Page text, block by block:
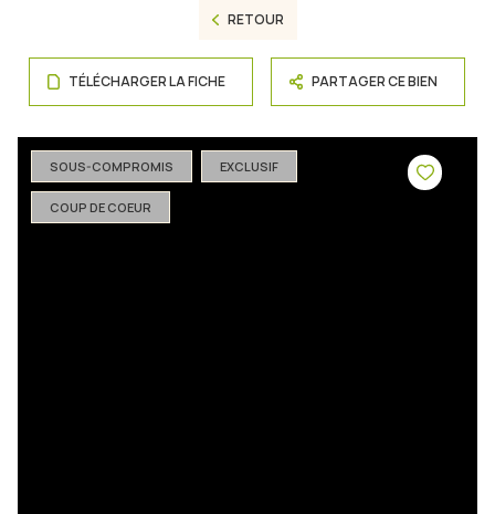
RETOUR
TÉLÉCHARGER LA FICHE PARTAGER CE BIEN
SOUS-COMPROMIS EXCLUSIF
COUP DE COEUR